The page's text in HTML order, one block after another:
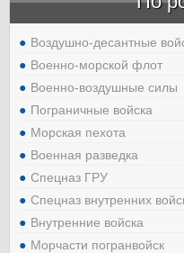
Воздушно-десантные
Военно-морской флот
Военно-воздушные силы
Пограничные войска
Морская пехота
Военная разведка
Спецназ ГРУ
Спецназ внутренних
Внутренние войска
Морчасти погранвойск